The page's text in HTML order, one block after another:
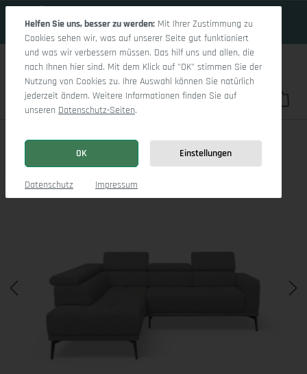
Du hast 0
Marco Aho kl Small L
Bildergalerie überspringen
Helfen Sie uns, besser zu werden: Mit Ihrer Zustimmung zu
Cookies sehen wir, was auf unserer Seite gut funktioniert
und was wir verbessern müssen. Das hilf uns und allen, die
nach Ihnen hier sind. Mit dem Klick auf "OK" stimmen Sie der
Nutzung von Cookies zu. Ihre Auswahl können Sie natürlich
jederzeit ändern. Weitere Informationen finden Sie auf
unseren Datenschutz-Seiten.
OK Einstellungen
Datenschutz Impressum